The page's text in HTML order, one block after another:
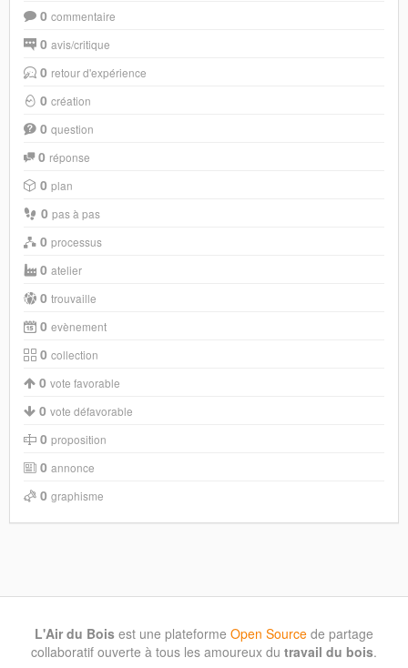
0 commentaire
0 avis/critique
0 retour d'expérience
0 création
0 question
0 réponse
0 plan
0 pas à pas
0 processus
0 atelier
0 trouvaille
0 evènement
0 collection
0 vote favorable
0 vote défavorable
0 proposition
0 annonce
0 graphisme
L'Air du Bois est une plateforme Open Source de partage
collaboratif ouverte à tous les amoureux du travail du bois.